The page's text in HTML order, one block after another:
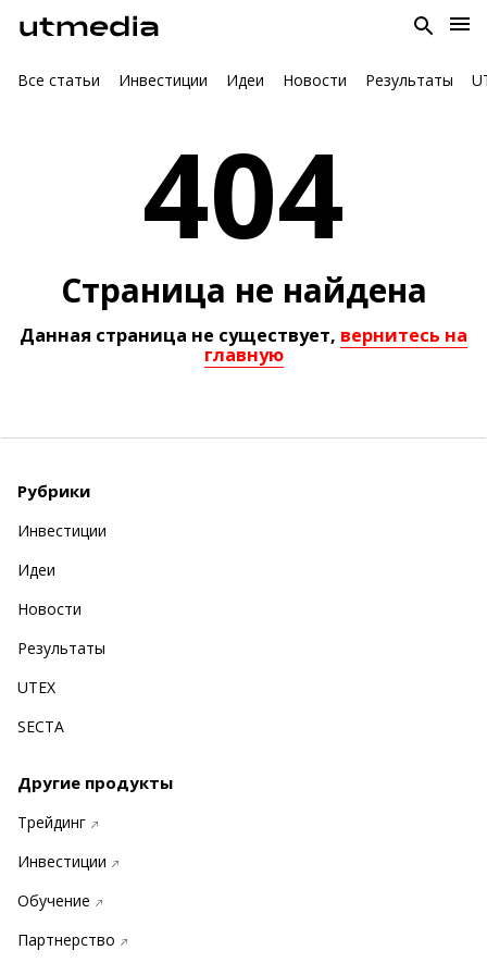
Все статьи Инвестиции Идеи Новости Результаты
404
Страница не найдена
Данная страница не существует, вернитесь на
главную
Рубрики
Инвестиции
Идеи
Новости
Результаты
UTEX
SECTA
Другие продукты
Трейдинг
Инвестиции
Обучение
Партнерство